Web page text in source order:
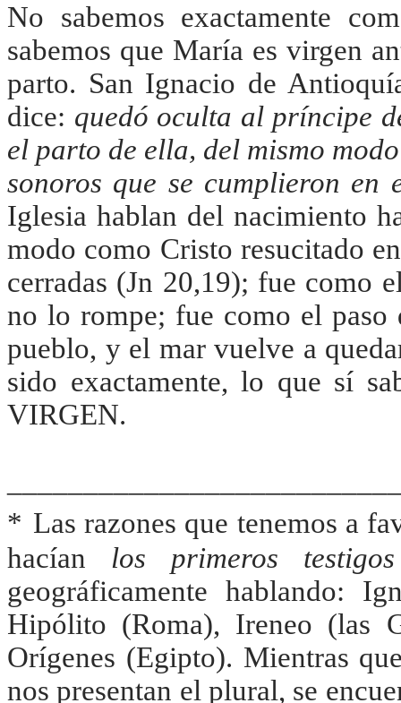
No sabemos exactamente
sabemos que María es virgen
parto. San Ignacio de
dice: quedó oculta al príncipe
el parto de ella, del mismo
sonoros que se cumplieron en
Iglesia hablan del nacimiento
modo como Cristo resucitado
cerradas (Jn 20,19); fue como
no lo rompe; fue como el paso
pueblo, y el mar vuelve a
sido exactamente, lo que sí
VIRGEN.
* Las razones que tenemos a
hacían los primeros testigos
geográficamente hablando:
Hipólito (Roma), Ireneo (las
Orígenes (Egipto). Mientras
nos presentan el plural, se